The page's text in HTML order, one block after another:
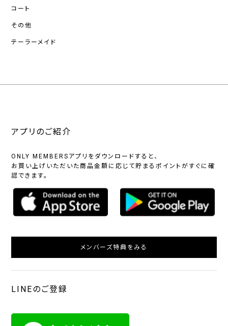
コート
その他
テーラーメイド
アプリのご紹介
ONLY MEMBERSアプリをダウンロードすると、
お買い上げいただいた商品金額に応じて貯まるポイントがすぐに確
認できます。
メンバーズ特典をみる
LINEのご登録